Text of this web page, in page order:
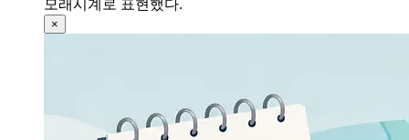
모래시계로 표현했다.
×